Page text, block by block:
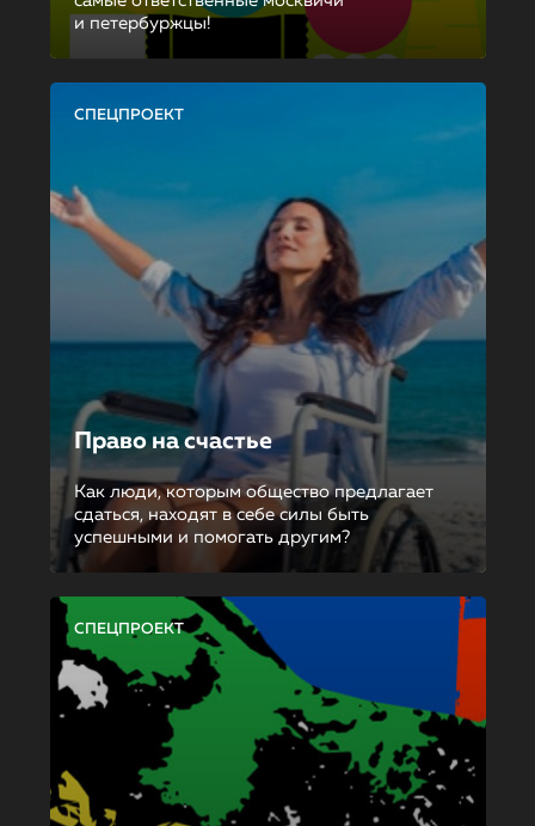
и петербуржцы!
СПЕЦПРОЕКТ
Право на счастье
Как люди, которым общество предлагает
сдаться, находят в себе силы быть
успешными и помогать другим?
СПЕЦПРОЕКТ